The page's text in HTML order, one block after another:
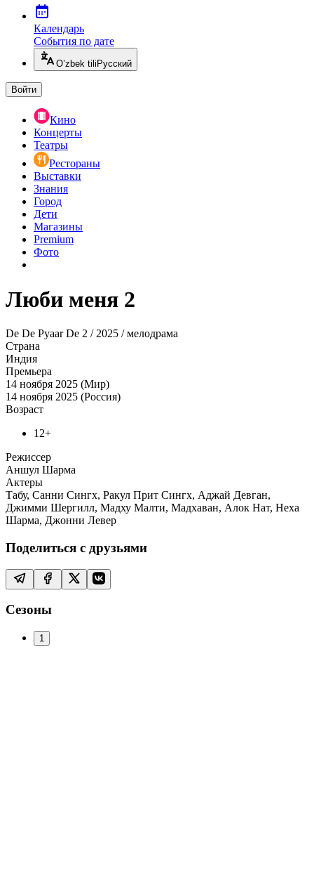
Календарь
События по дате
O’zbek tili Русский
Войти
Кино
Концерты
Театры
Рестораны
Выставки
Знания
Город
Дети
Магазины
Premium
Фото
Люби меня 2
De De Pyaar De 2 / 2025 / мелодрама
Страна
Индия
Премьера
14 ноября 2025 (Мир)
14 ноября 2025 (Россия)
Возраст
12+
Режиссер
Аншул Шарма
Актеры
Табу, Санни Сингх, Ракул Прит Сингх, Аджай Девган,
Джимми Шергилл, Мадху Малти, Мадхаван, Алок Нат, Неха
Шарма, Джонни Левер
Поделиться с друзьями
Сезоны
1